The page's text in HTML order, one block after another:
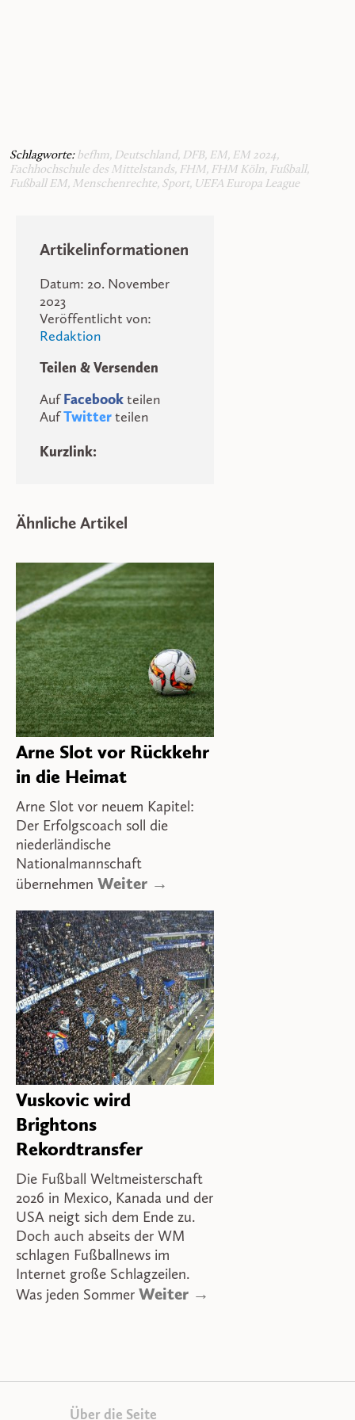
Schlagworte: befhm, Deutschland, DFB, EM, EM 2024,
Fachhochschule des Mittelstands, FHM, FHM Köln, Fußball,
Fußball EM, Menschenrechte, Sport, UEFA Europa League
Artikelinformationen
Datum: 20. November
2023
Veröffentlicht von:
Redaktion
Teilen & Versenden
AufFacebookteilen
AufTwitterteilen
Kurzlink:
Ähnliche Artikel
Arne Slot vor Rückkehr
in die Heimat
Arne Slot vor neuem Kapitel:
Der Erfolgscoach soll die
niederländische
Nationalmannschaft
übernehmen Weiter →
Vuskovic wird
Brightons
Rekordtransfer
Die Fußball Weltmeisterschaft
2026 in Mexico, Kanada und der
USA neigt sich dem Ende zu.
Doch auch abseits der WM
schlagen Fußballnews im
Internet große Schlagzeilen.
Was jeden Sommer Weiter →
Über die Seite